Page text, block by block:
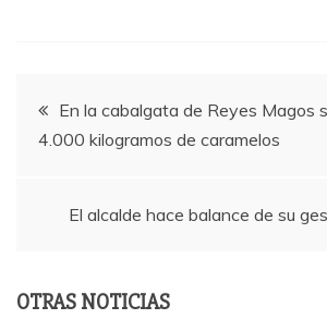
Navegación
de
entradas
En la cabalgata de Reyes Magos
4.000 kilogramos de caramelos
El alcalde hace balance de su
OTRAS NOTICIAS